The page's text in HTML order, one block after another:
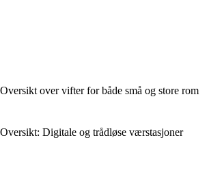
Oversikt over vifter for både små og store rom
Oversikt: Digitale og trådløse værstasjoner